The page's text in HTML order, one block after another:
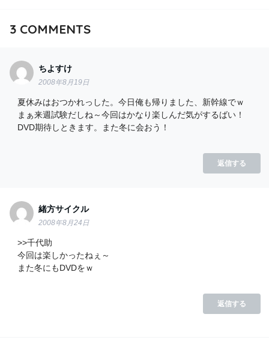
3COMMENTS
ちよすけ
2008年8月19日
夏休みはおつかれっした。今日俺も帰りました、新幹線でｗ
まぁ来週試験だしね～今回はかなり楽しんだ気がするばい！
DVD期待しときます。また冬に会おう！
返信する
緒方サイクル
2008年8月24日
>>千代助
今回は楽しかったねぇ～
また冬にもDVDをｗ
返信する